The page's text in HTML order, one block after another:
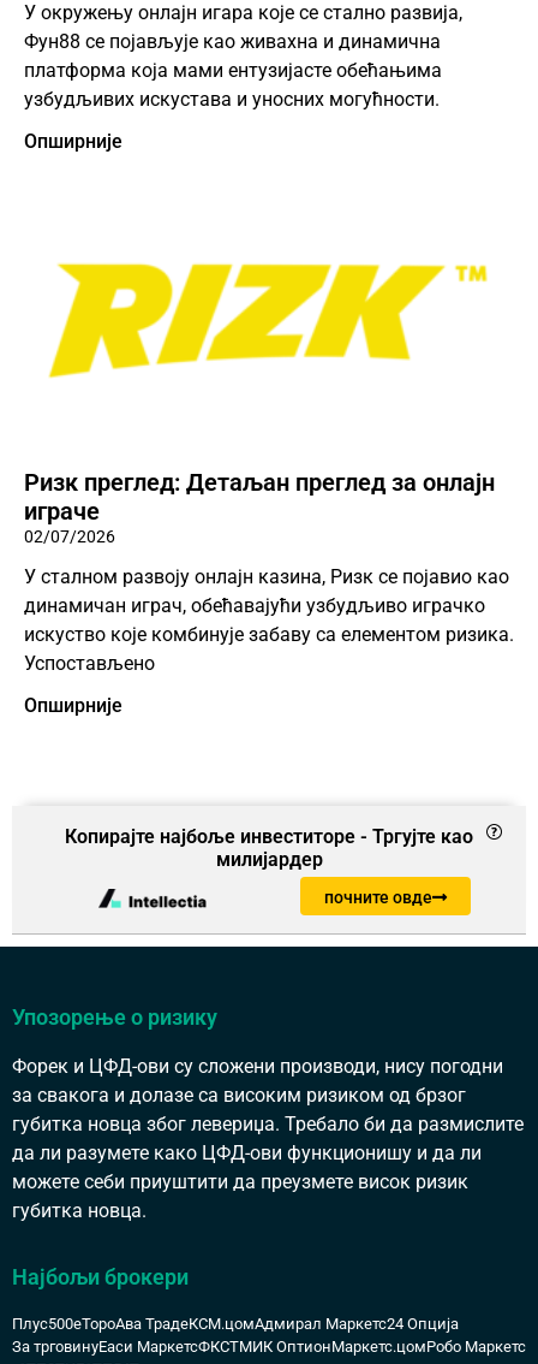
У окружењу онлајн игара које се стално развија,
Фун88 се појављује као живахна и динамична
платформа која мами ентузијасте обећањима
узбудљивих искустава и уносних могућности.
Опширније
Ризк преглед: Детаљан преглед за онлајн
играче
02/07/2026
У сталном развоју онлајн казина, Ризк се појавио као
динамичан играч, обећавајући узбудљиво играчко
искуство које комбинује забаву са елементом ризика.
Успостављено
Опширније
Копирајте најбоље инвеститоре - Тргујте као
милијардер
почните овде
Упозорење о ризику
Форек и ЦФД-ови су сложени производи, нису погодни
за свакога и долазе са високим ризиком од брзог
губитка новца због левериџа. Требало би да размислите
да ли разумете како ЦФД-ови функционишу и да ли
можете себи приуштити да преузмете висок ризик
губитка новца.
Најбољи брокери
Плус500еТороАва ТрадеКСМ.цомАдмирал Маркетс24 Опција
За трговинуЕаси МаркетсФКСТМИК ОптионМаркетс.цомРобо Маркетс